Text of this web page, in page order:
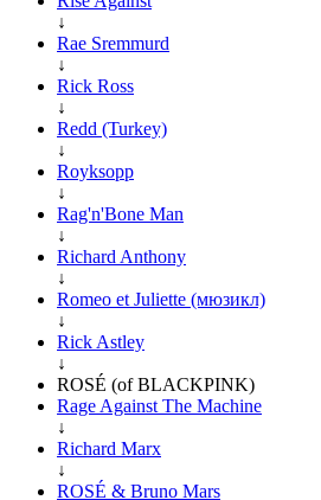
↓
Rae Sremmurd
↓
Rick Ross
↓
Redd (Turkey)
↓
Royksopp
↓
Rag'n'Bone Man
↓
Richard Anthony
↓
Romeo et Juliette (мюзикл)
↓
Rick Astley
↓
ROSÉ (of BLACKPINK)
Rage Against The Machine
↓
Richard Marx
↓
ROSÉ & Bruno Mars